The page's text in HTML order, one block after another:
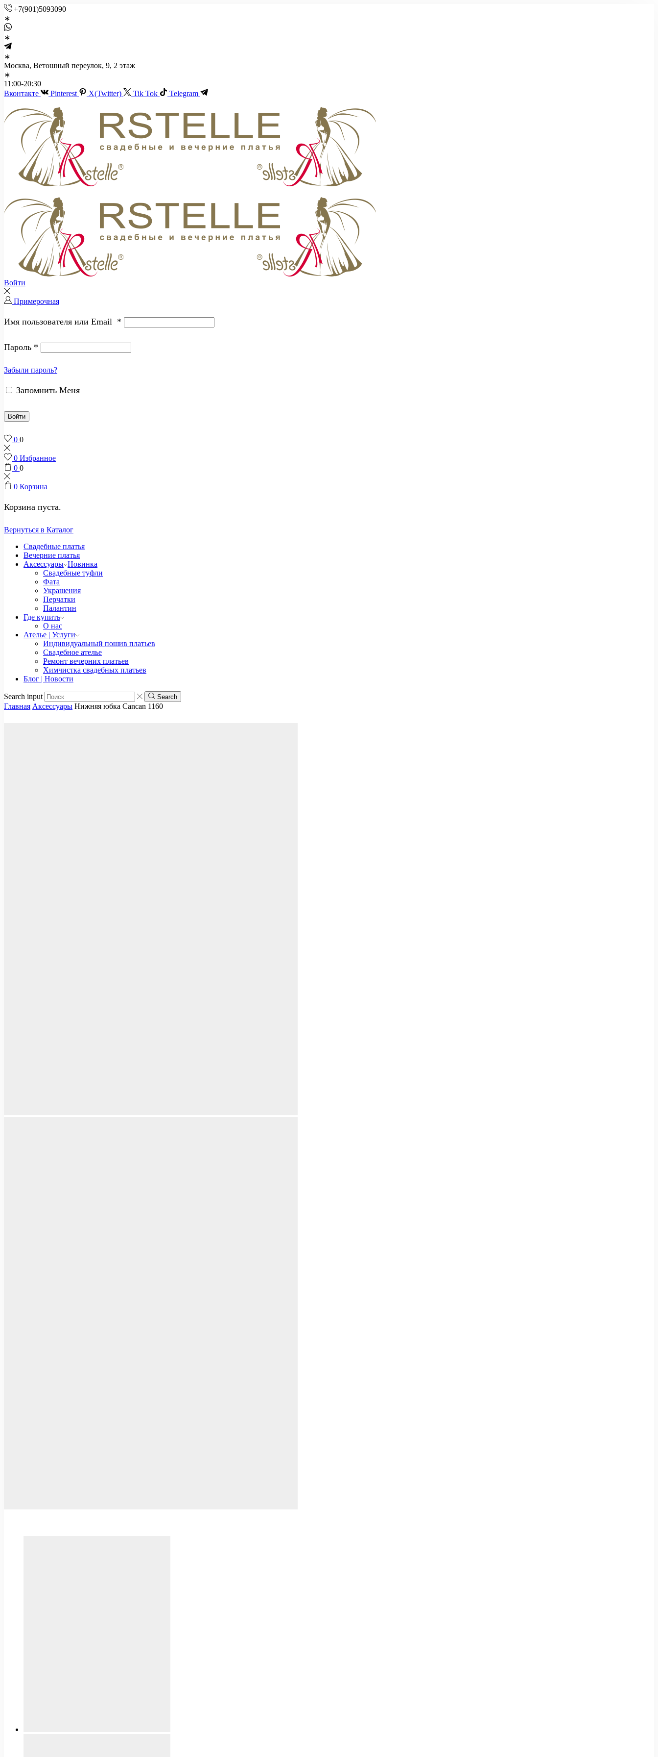
+7(901)5093090
Москва, Ветошный переулок, 9, 2 этаж
11:00-20:30
Вконтакте
Pinterest X(Twitter) Tik Tok Telegram
Войти
Примерочная
Имя пользователя или Email *
Пароль *
Забыли пароль?
Запомнить Меня
Войти
0 0
0 Избранное
0 0
0 Корзина
Корзина пуста.
Вернуться в Каталог
Свадебные платья
Вечерние платья
Аксессуары Новинка
Свадебные туфли
Фата
Украшения
Перчатки
Палантин
Где купить
О нас
Ателье | Услуги
Индивидуальный пошив платьев
Свадебное ателье
Ремонт вечерних платьев
Химчистка свадебных платьев
Блог | Новости
Search input Search
Главная Аксессуары Нижняя юбка Cancan 1160